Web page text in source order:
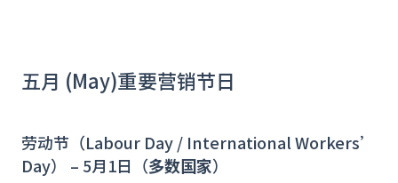
五月 (May)重要营销节日
劳动节（Labour Day / International Workers’
Day） – 5月1日（多数国家）